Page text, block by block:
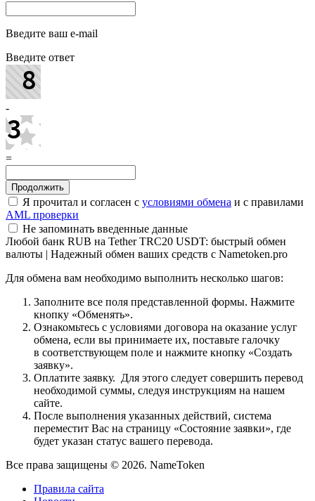
Введите ваш e-mail
Введите ответ
-
=
Я прочитал и согласен с условиями обмена и с правилами
AML проверки
Не запоминать введенные данные
Любой банк RUB на Tether TRC20 USDT: быстрый обмен
валюты | Надежный обмен ваших средств с Nametoken.pro
Для обмена вам необходимо выполнить несколько шагов:
Заполните все поля представленной формы. Нажмите
кнопку «Обменять».
Ознакомьтесь с условиями договора на оказание услуг
обмена, если вы принимаете их, поставьте галочку
в соответствующем поле и нажмите кнопку «Создать
заявку».
Оплатите заявку. Для этого следует совершить перевод
необходимой суммы, следуя инструкциям на нашем
сайте.
После выполнения указанных действий, система
переместит Вас на страницу «Состояние заявки», где
будет указан статус вашего перевода.
Все права защищены © 2026. NameToken
Правила сайта